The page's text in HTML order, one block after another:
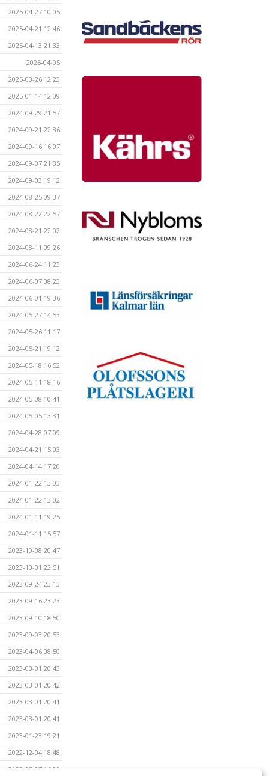
2025-04-27 10:05
2025-04-21 12:46
2025-04-13 21:33
2025-04-05
2025-03-26 12:23
2025-01-14 12:09
2024-09-29 21:57
2024-09-21 22:36
2024-09-16 16:07
2024-09-07 21:35
2024-09-03 19:12
2024-08-25 09:37
2024-08-22 22:57
2024-08-21 22:02
2024-08-11 09:26
2024-06-24 11:23
2024-06-07 08:23
2024-06-01 19:36
2024-05-27 14:53
2024-05-26 11:17
2024-05-21 19:12
2024-05-18 16:52
2024-05-11 18:16
2024-05-08 10:41
2024-05-05 13:31
2024-04-28 07:09
2024-04-21 15:03
2024-04-14 17:20
2024-01-22 13:03
2024-01-22 13:02
2024-01-11 19:25
2024-01-11 15:57
2023-10-08 20:47
2023-10-01 22:51
2023-09-24 23:13
2023-09-16 23:23
2023-09-10 18:50
2023-09-03 20:53
2023-04-06 08:50
2023-03-01 20:43
2023-03-01 20:42
2023-03-01 20:41
2023-03-01 20:41
2023-01-23 19:21
2022-12-04 18:48
2022-07-07 16:20